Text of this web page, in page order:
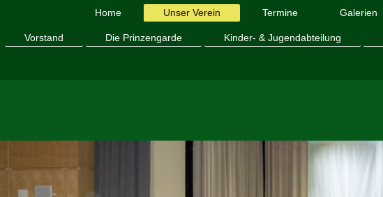
Home Unser Verein Termine Galerien
Vorstand Die Prinzengarde Kinder- & Jugendabteilung